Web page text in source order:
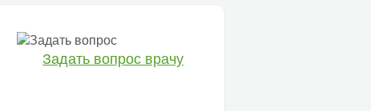
Задать вопрос врачу